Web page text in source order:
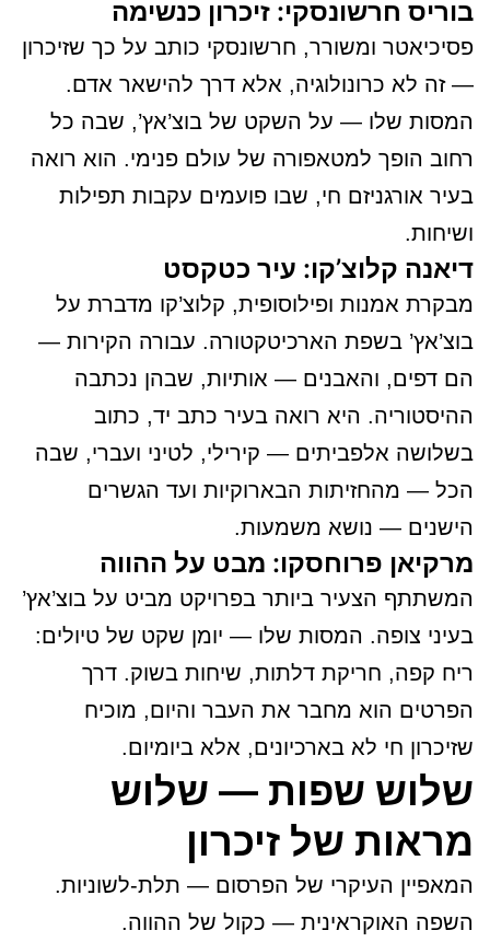
בוריס חרשונסקי: זיכרון כנשימה
פסיכיאטר ומשורר, חרשונסקי כותב על כך שזיכרון
— זה לא כרונולוגיה, אלא דרך להישאר אדם.
המסות שלו — על השקט של בוצ’אץ’, שבה כל
רחוב הופך למטאפורה של עולם פנימי. הוא רואה
בעיר אורגניזם חי, שבו פועמים עקבות תפילות
ושיחות.
דיאנה קלוצ’קו: עיר כטקסט
מבקרת אמנות ופילוסופית, קלוצ’קו מדברת על
בוצ’אץ’ בשפת הארכיטקטורה. עבורה הקירות —
הם דפים, והאבנים — אותיות, שבהן נכתבה
ההיסטוריה. היא רואה בעיר כתב יד, כתוב
בשלושה אלפביתים — קירילי, לטיני ועברי, שבה
הכל — מהחזיתות הבארוקיות ועד הגשרים
הישנים — נושא משמעות.
מרקיאן פרוחסקו: מבט על ההווה
המשתתף הצעיר ביותר בפרויקט מביט על בוצ’אץ’
בעיני צופה. המסות שלו — יומן שקט של טיולים:
ריח קפה, חריקת דלתות, שיחות בשוק. דרך
הפרטים הוא מחבר את העבר והיום, מוכיח
שזיכרון חי לא בארכיונים, אלא ביומיום.
שלוש שפות — שלוש
מראות של זיכרון
המאפיין העיקרי של הפרסום — תלת-לשוניות.
השפה האוקראינית — כקול של ההווה.